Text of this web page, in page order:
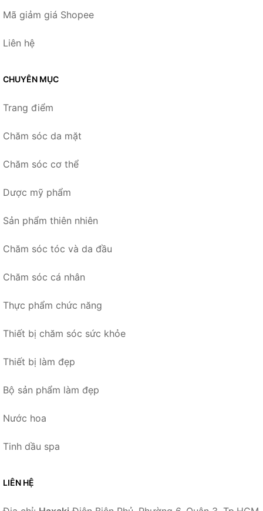
Mã giảm giá Shopee
Liên hệ
CHUYÊN MỤC
Trang điểm
Chăm sóc da mặt
Chăm sóc cơ thể
Dược mỹ phẩm
Sản phẩm thiên nhiên
Chăm sóc tóc và da đầu
Chăm sóc cá nhân
Thực phẩm chức năng
Thiết bị chăm sóc sức khỏe
Thiết bị làm đẹp
Bộ sản phẩm làm đẹp
Nước hoa
Tinh dầu spa
LIÊN HỆ